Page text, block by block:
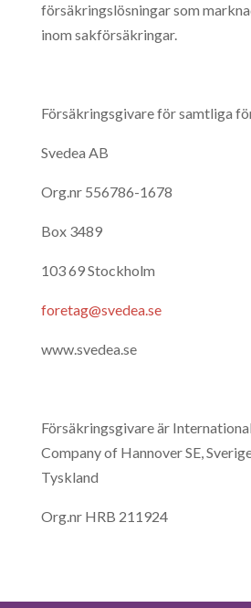
försäkringslösningar som
inom sakförsäkringar.
Försäkringsgivare för samtliga
Svedea AB
Org.nr 556786-1678
Box 3489
103 69 Stockholm
foretag@svedea.se
www.svedea.se
Försäkringsgivare är
Company of Hannover SE,
Tyskland
Org.nr HRB 211924